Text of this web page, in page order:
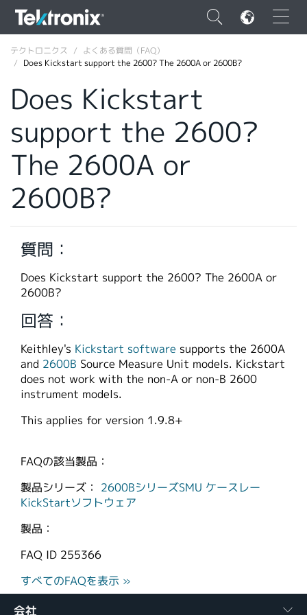
×
ENGLISH
FRANÇAIS
DEUTSCH
简体中文
韓国語
繁體中文
テクトロニクス
よくある質問（FAQ）
Does Kickstart support the 2600? The 2600A or 2600B?
Does Kickstart
support the 2600?
The 2600A or
2600B?
質問：
Does Kickstart support the 2600? The 2600A or
2600B?
回答：
Keithley's Kickstart software supports the 2600A
and 2600B Source Measure Unit models. Kickstart
does not work with the non-A or non-B 2600
instrument models.
This applies for version 1.9.8+
FAQの該当製品：
製品シリーズ： 2600BシリーズSMU ケースレー
KickStartソフトウェア
製品：
FAQ ID 255366
すべてのFAQを表示 »
会社